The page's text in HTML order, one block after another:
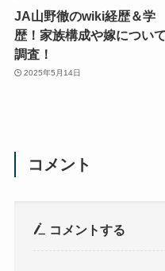
JA山野徹のwiki経歴＆学
歴！家族構成や嫁について
調査！
2025年5月14日
コメント
コメントする